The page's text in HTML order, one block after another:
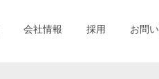
会社情報 採用 お問